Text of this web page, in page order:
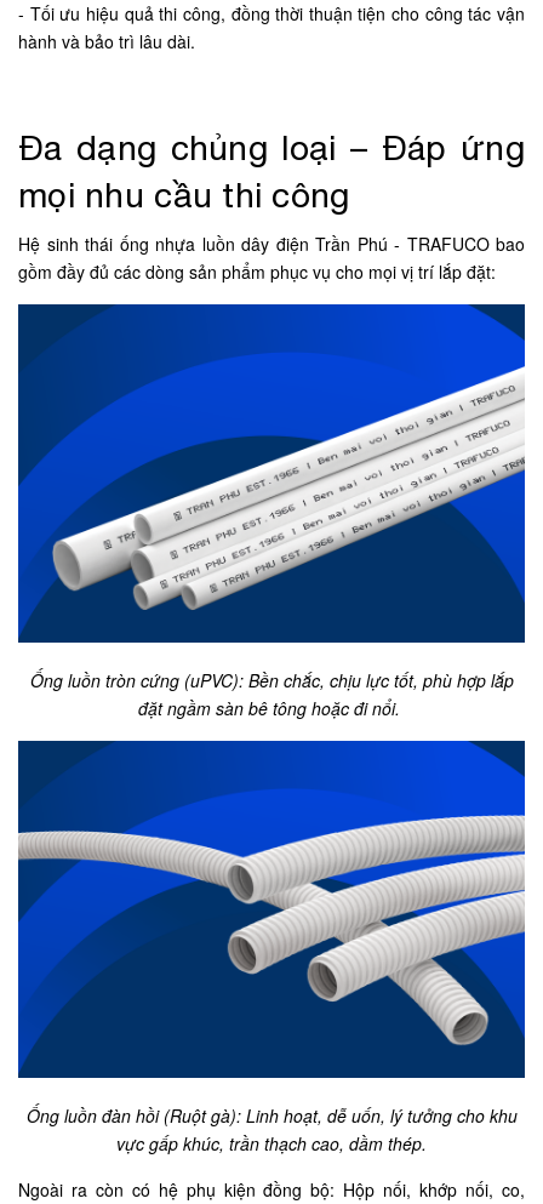
- Tối ưu hiệu quả thi công, đồng thời thuận tiện cho công tác vận
hành và bảo trì lâu dài.
Đa dạng chủng loại – Đáp ứng
mọi nhu cầu thi công
Hệ sinh thái ống nhựa luồn dây điện Trần Phú - TRAFUCO bao
gồm đầy đủ các dòng sản phẩm phục vụ cho mọi vị trí lắp đặt:
Ống luồn tròn cứng (uPVC): Bền chắc, chịu lực tốt, phù hợp lắp
đặt ngầm sàn bê tông hoặc đi nổi.
Ống luồn đàn hồi (Ruột gà): Linh hoạt, dễ uốn, lý tưởng cho khu
vực gấp khúc, trần thạch cao, dầm thép.
Ngoài ra còn có hệ phụ kiện đồng bộ: Hộp nối, khớp nối, co,